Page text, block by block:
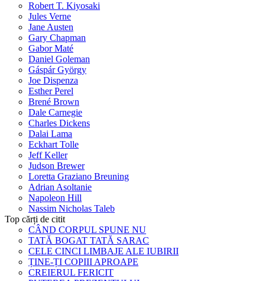
Robert T. Kiyosaki
Jules Verne
Jane Austen
Gary Chapman
Gabor Maté
Daniel Goleman
Gáspár György
Joe Dispenza
Esther Perel
Brené Brown
Dale Carnegie
Charles Dickens
Dalai Lama
Eckhart Tolle
Jeff Keller
Judson Brewer
Loretta Graziano Breuning
Adrian Asoltanie
Napoleon Hill
Nassim Nicholas Taleb
Top cărți de citit
CÂND CORPUL SPUNE NU
TATĂ BOGAT TATĂ SARAC
CELE CINCI LIMBAJE ALE IUBIRII
ȚINE-ȚI COPIII APROAPE
CREIERUL FERICIT